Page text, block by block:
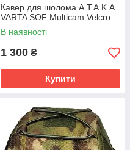
Кавер для шолома A.T.A.K.A.
VARTA SOF Multicam Velcro
В наявності
1 300 ₴
Купити